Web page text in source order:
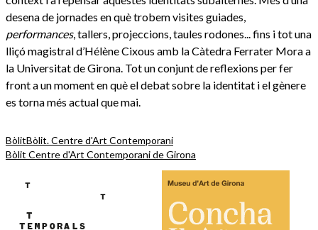
desena de jornades en què trobem visites guiades,
performances, tallers, projeccions, taules rodones... fins i tot una
lliçó magistral d’Hélène Cixous amb la Càtedra Ferrater Mora a
la Universitat de Girona. Tot un conjunt de reflexions per fer
front a un moment en què el debat sobre la identitat i el gènere
es torna més actual que mai.
BòlitBòlit. Centre d'Art Contemporani
Bòlit Centre d'Art Contemporani de Girona